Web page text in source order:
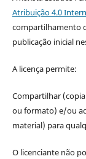
Atribuição 4.0
compartilhamento
publicação inicial
A licença permite:
Compartilhar
ou formato) e/ou
material) para
O licenciante não